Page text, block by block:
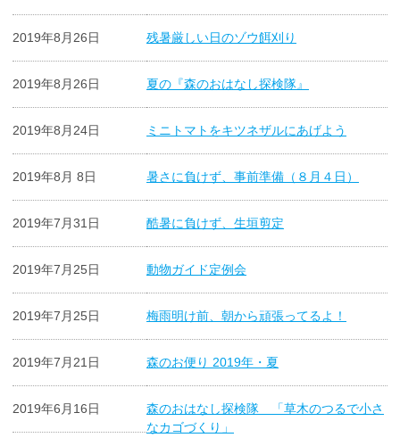
2019年8月26日 残暑厳しい日のゾウ餌刈り
2019年8月26日 夏の『森のおはなし探検隊』
2019年8月24日 ミニトマトをキツネザルにあげよう
2019年8月 8日 暑さに負けず、事前準備（８月４日）
2019年7月31日 酷暑に負けず、生垣剪定
2019年7月25日 動物ガイド定例会
2019年7月25日 梅雨明け前、朝から頑張ってるよ！
2019年7月21日 森のお便り 2019年・夏
2019年6月16日
森のおはなし探検隊 「草木のつるで小さ
なカゴづくり」